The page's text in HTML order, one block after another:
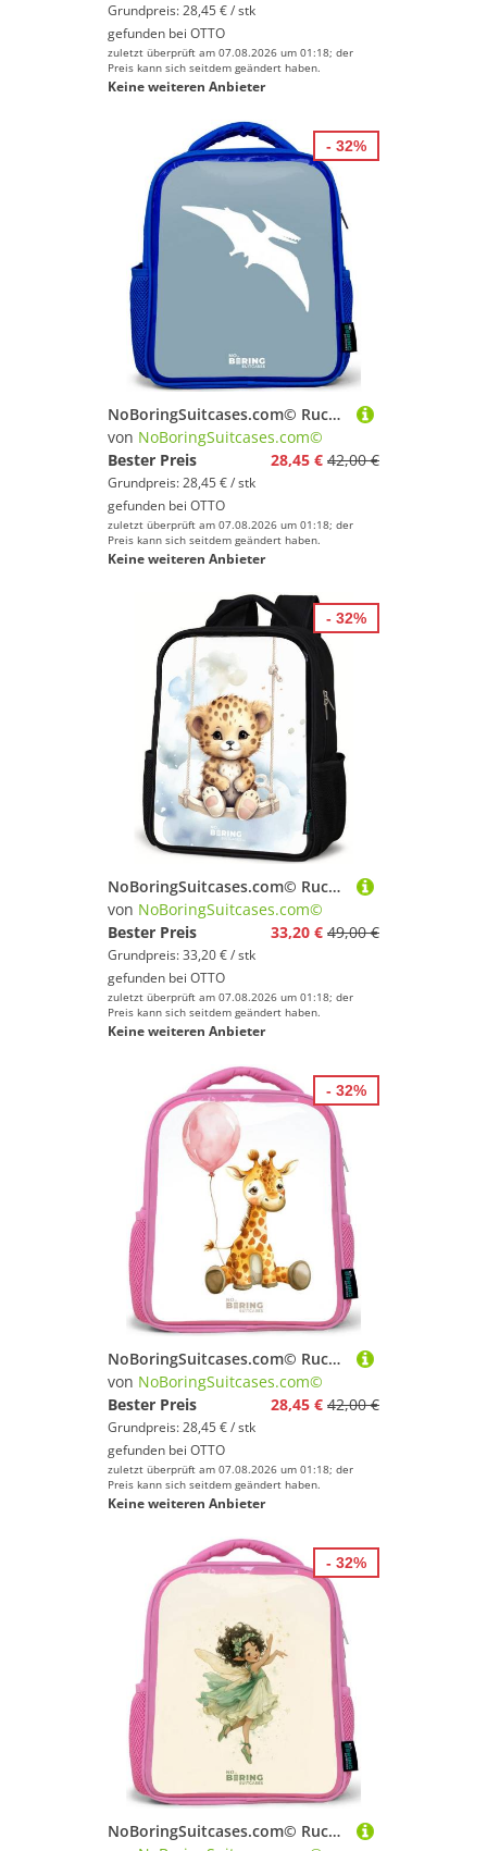
Grundpreis: 28,45 € / stk
gefunden bei OTTO
zuletzt überprüft am 07.08.2026 um 01:18; der
Preis kann sich seitdem geändert haben.
Keine weiteren Anbieter
NoBoringSuitcases.com© Rucksack Blau - Blau mit Pteranodon-Dino, Kinderrucksack, Schulrucksack, Freizeitrucksack, Jungen, Kindergarten
von NoBoringSuitcases.com©
Bester Preis
28,45 € 42,00 €
Grundpreis: 28,45 € / stk
gefunden bei OTTO
zuletzt überprüft am 07.08.2026 um 01:18; der
Preis kann sich seitdem geändert haben.
Keine weiteren Anbieter
- 32%
NoBoringSuitcases.com© Rucksack Gepardenjunges auf einer Schaukel in den Wolken, Kinderrucksack Schwarz, Schulrucksack, Freizeitrucksack Jungen Mädchen
von NoBoringSuitcases.com©
Bester Preis
33,20 € 49,00 €
Grundpreis: 33,20 € / stk
gefunden bei OTTO
zuletzt überprüft am 07.08.2026 um 01:18; der
Preis kann sich seitdem geändert haben.
Keine weiteren Anbieter
- 32%
NoBoringSuitcases.com© Rucksack Rosa - Giraffe mit rosa Luftballon, Kinderrucksack, Schulrucksack, Freizeitrucksack, Mädchen, Kindergarten
von NoBoringSuitcases.com©
Bester Preis
28,45 € 42,00 €
Grundpreis: 28,45 € / stk
gefunden bei OTTO
zuletzt überprüft am 07.08.2026 um 01:18; der
Preis kann sich seitdem geändert haben.
Keine weiteren Anbieter
- 32%
NoBoringSuitcases.com© Rucksack Rosa - Tanzende Waldfee, Kinderrucksack, Schulrucksack, Freizeitrucksack, Mädchen, Kindergarten
- 32%